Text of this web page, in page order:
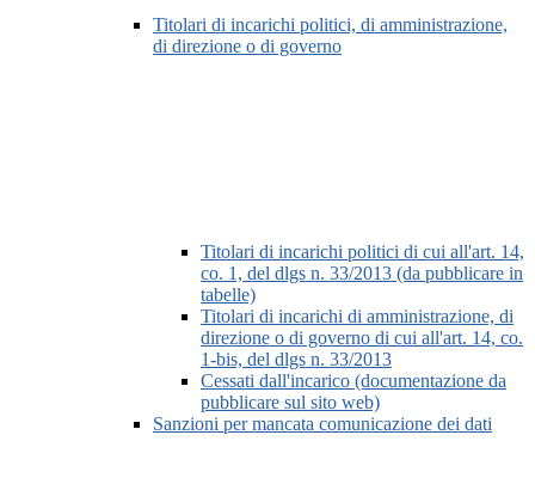
Titolari di incarichi politici, di amministrazione,
di direzione o di governo
Titolari di incarichi politici di cui all'art. 14,
co. 1, del dlgs n. 33/2013 (da pubblicare in
tabelle)
Titolari di incarichi di amministrazione, di
direzione o di governo di cui all'art. 14, co.
1-bis, del dlgs n. 33/2013
Cessati dall'incarico (documentazione da
pubblicare sul sito web)
Sanzioni per mancata comunicazione dei dati